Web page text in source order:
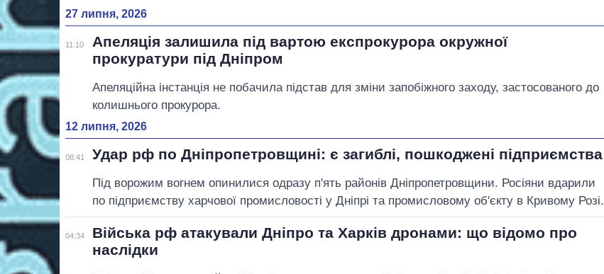
27 липня, 2026
11:10
Апеляція залишила під вартою експрокурора окружної
прокуратури під Дніпром
Апеляційна інстанція не побачила підстав для зміни запобіжного заходу, застосованого до
колишнього прокурора.
12 липня, 2026
08:41 Удар рф по Дніпропетровщині: є загиблі, пошкоджені підприємства
Під ворожим вогнем опинилися одразу п'ять районів Дніпропетровщини. Росіяни вдарили
по підприємству харчової промисловості у Дніпрі та промисловому об'єкту в Кривому Розі.
04:34
Війська рф атакували Дніпро та Харків дронами: що відомо про
наслідки